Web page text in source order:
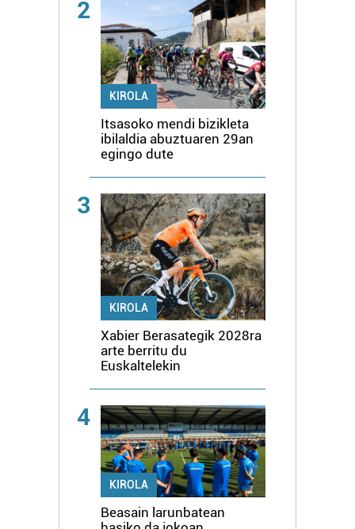
2
KIROLA
Itsasoko mendi bizikleta
ibilaldia abuztuaren 29an
egingo dute
3
KIROLA
Xabier Berasategik 2028ra
arte berritu du
Euskaltelekin
4
KIROLA
Beasain larunbatean